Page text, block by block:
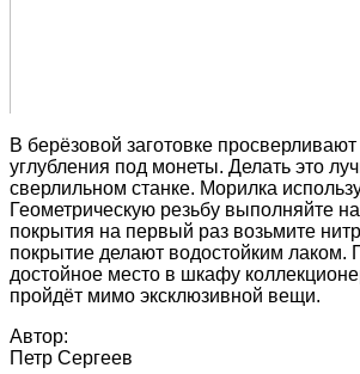
В берёзовой заготовке
углубления под монеты. Делать это
сверлильном станке. Морилка
Геометрическую резьбу выполняйте
покрытия на первый раз возьмите
покрытие делают водостойким лаком.
достойное место в шкафу
пройдёт мимо эксклюзивной вещи.
Автор:
Петр Сергеев